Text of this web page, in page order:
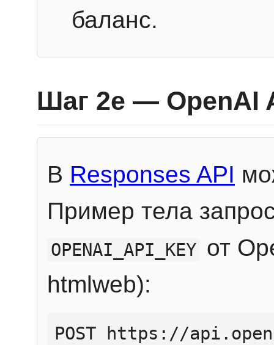
баланс.
Шаг 2e — OpenAI
В Responses API
Пример тела
OPENAI_API_KEY от
htmlweb):
POST https://